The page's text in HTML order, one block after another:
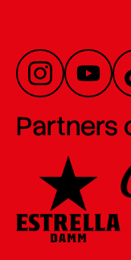
Partners